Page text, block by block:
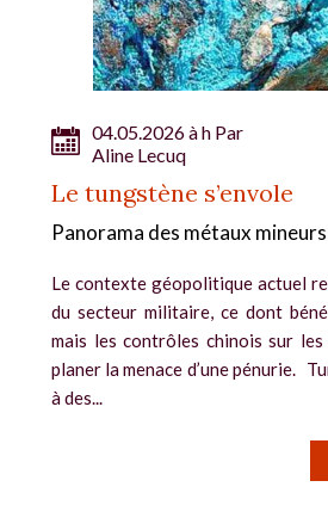
04.05.2026 à h Par
Aline Lecuq
Le tungstène s’envole
Panorama des métaux mineurs
Le contexte géopolitique actuel
du secteur militaire, ce dont
mais les contrôles chinois sur
planer la menace d’une pénurie.
à des...